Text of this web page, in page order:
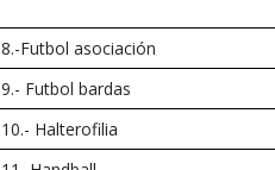
8.-Futbol asociación
9.- Futbol bardas
10.- Halterofilia